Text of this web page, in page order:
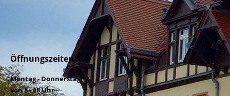
Öffnungszeiten
Montag - Donnerstag
von 8 - 18 Uhr